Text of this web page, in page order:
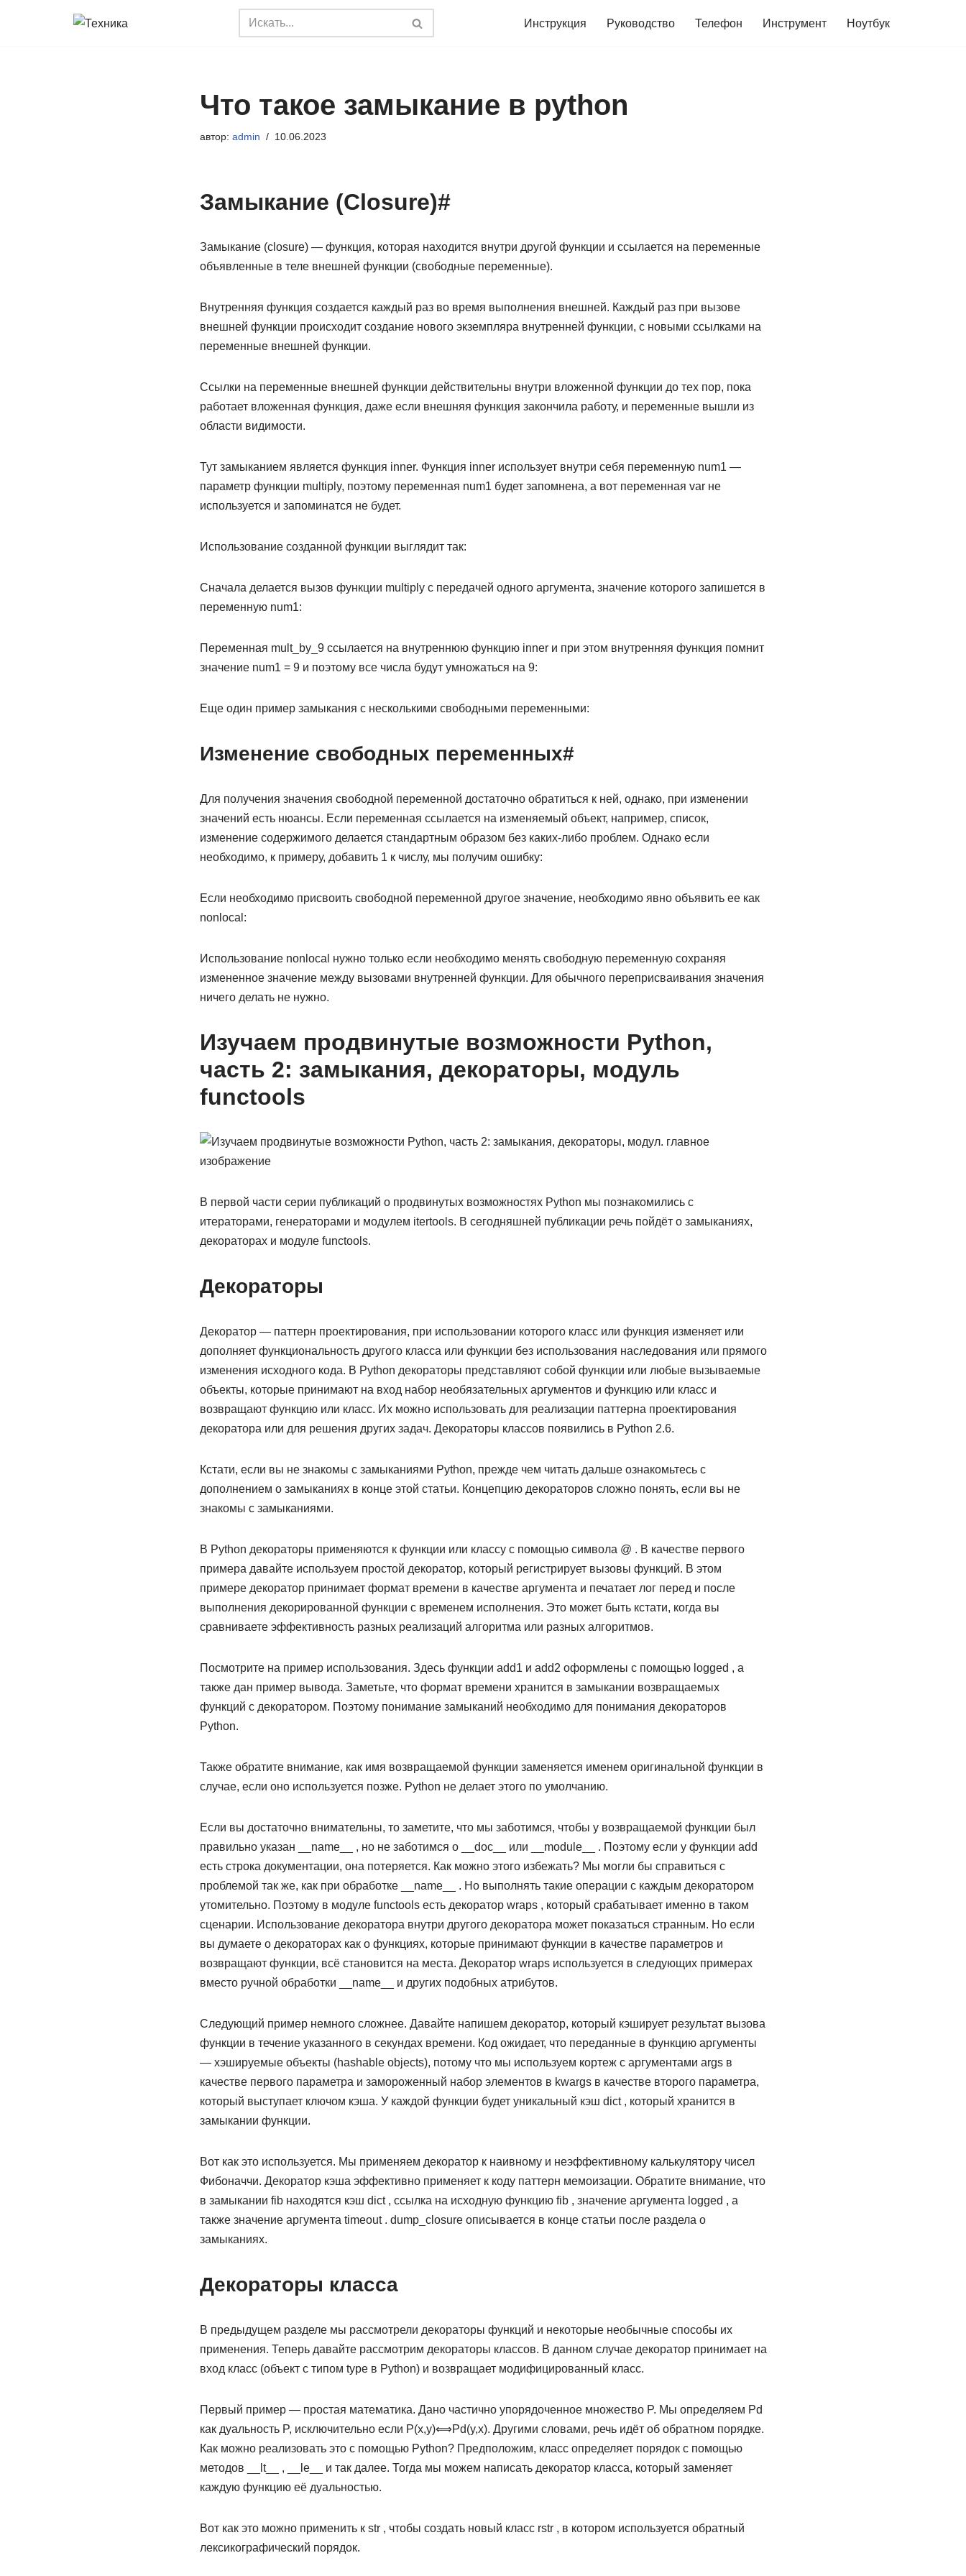
Инструкция Руководство Телефон Инструмент Ноутбук
Что такое замыкание в python
автор: admin 10.06.2023
Замыкание (Closure)#
Замыкание (closure) — функция, которая находится внутри другой функции и ссылается на переменные
объявленные в теле внешней функции (свободные переменные).
Внутренняя функция создается каждый раз во время выполнения внешней. Каждый раз при вызове
внешней функции происходит создание нового экземпляра внутренней функции, с новыми ссылками на
переменные внешней функции.
Ссылки на переменные внешней функции действительны внутри вложенной функции до тех пор, пока
работает вложенная функция, даже если внешняя функция закончила работу, и переменные вышли из
области видимости.
Тут замыканием является функция inner. Функция inner использует внутри себя переменную num1 —
параметр функции multiply, поэтому переменная num1 будет запомнена, а вот переменная var не
используется и запоминатся не будет.
Использование созданной функции выглядит так:
Сначала делается вызов функции multiply с передачей одного аргумента, значение которого запишется в
переменную num1:
Переменная mult_by_9 ссылается на внутреннюю функцию inner и при этом внутренняя функция помнит
значение num1 = 9 и поэтому все числа будут умножаться на 9:
Еще один пример замыкания с несколькими свободными переменными:
Изменение свободных переменных#
Для получения значения свободной переменной достаточно обратиться к ней, однако, при изменении
значений есть нюансы. Если переменная ссылается на изменяемый объект, например, список,
изменение содержимого делается стандартным образом без каких-либо проблем. Однако если
необходимо, к примеру, добавить 1 к числу, мы получим ошибку:
Если необходимо присвоить свободной переменной другое значение, необходимо явно объявить ее как
nonlocal:
Использование nonlocal нужно только если необходимо менять свободную переменную сохраняя
измененное значение между вызовами внутренней функции. Для обычного переприсваивания значения
ничего делать не нужно.
Изучаем продвинутые возможности Python,
часть 2: замыкания, декораторы, модуль
functools
В первой части серии публикаций о продвинутых возможностях Python мы познакомились с
итераторами, генераторами и модулем itertools. В сегодняшней публикации речь пойдёт о замыканиях,
декораторах и модуле functools.
Декораторы
Декоратор — паттерн проектирования, при использовании которого класс или функция изменяет или
дополняет функциональность другого класса или функции без использования наследования или прямого
изменения исходного кода. В Python декораторы представляют собой функции или любые вызываемые
объекты, которые принимают на вход набор необязательных аргументов и функцию или класс и
возвращают функцию или класс. Их можно использовать для реализации паттерна проектирования
декоратора или для решения других задач. Декораторы классов появились в Python 2.6.
Кстати, если вы не знакомы с замыканиями Python, прежде чем читать дальше ознакомьтесь с
дополнением о замыканиях в конце этой статьи. Концепцию декораторов сложно понять, если вы не
знакомы с замыканиями.
В Python декораторы применяются к функции или классу с помощью символа @ . В качестве первого
примера давайте используем простой декоратор, который регистрирует вызовы функций. В этом
примере декоратор принимает формат времени в качестве аргумента и печатает лог перед и после
выполнения декорированной функции с временем исполнения. Это может быть кстати, когда вы
сравниваете эффективность разных реализаций алгоритма или разных алгоритмов.
Посмотрите на пример использования. Здесь функции add1 и add2 оформлены с помощью logged , а
также дан пример вывода. Заметьте, что формат времени хранится в замыкании возвращаемых
функций с декоратором. Поэтому понимание замыканий необходимо для понимания декораторов
Python.
Также обратите внимание, как имя возвращаемой функции заменяется именем оригинальной функции в
случае, если оно используется позже. Python не делает этого по умолчанию.
Если вы достаточно внимательны, то заметите, что мы заботимся, чтобы у возвращаемой функции был
правильно указан __name__ , но не заботимся о __doc__ или __module__ . Поэтому если у функции add
есть строка документации, она потеряется. Как можно этого избежать? Мы могли бы справиться с
проблемой так же, как при обработке __name__ . Но выполнять такие операции с каждым декоратором
утомительно. Поэтому в модуле functools есть декоратор wraps , который срабатывает именно в таком
сценарии. Использование декоратора внутри другого декоратора может показаться странным. Но если
вы думаете о декораторах как о функциях, которые принимают функции в качестве параметров и
возвращают функции, всё становится на места. Декоратор wraps используется в следующих примерах
вместо ручной обработки __name__ и других подобных атрибутов.
Следующий пример немного сложнее. Давайте напишем декоратор, который кэширует результат вызова
функции в течение указанного в секундах времени. Код ожидает, что переданные в функцию аргументы
— хэшируемые объекты (hashable objects), потому что мы используем кортеж с аргументами args в
качестве первого параметра и замороженный набор элементов в kwargs в качестве второго параметра,
который выступает ключом кэша. У каждой функции будет уникальный кэш dict , который хранится в
замыкании функции.
Вот как это используется. Мы применяем декоратор к наивному и неэффективному калькулятору чисел
Фибоначчи. Декоратор кэша эффективно применяет к коду паттерн мемоизации. Обратите внимание, что
в замыкании fib находятся кэш dict , ссылка на исходную функцию fib , значение аргумента logged , а
также значение аргумента timeout . dump_closure описывается в конце статьи после раздела о
замыканиях.
Декораторы класса
В предыдущем разделе мы рассмотрели декораторы функций и некоторые необычные способы их
применения. Теперь давайте рассмотрим декораторы классов. В данном случае декоратор принимает на
вход класс (объект с типом type в Python) и возвращает модифицированный класс.
Первый пример — простая математика. Дано частично упорядоченное множество P. Мы определяем Pd
как дуальность P, исключительно если P(x,y)⟺Pd(y,x). Другими словами, речь идёт об обратном порядке.
Как можно реализовать это с помощью Python? Предположим, класс определяет порядок с помощью
методов __lt__ , __le__ и так далее. Тогда мы можем написать декоратор класса, который заменяет
каждую функцию её дуальностью.
Вот как это можно применить к str , чтобы создать новый класс rstr , в котором используется обратный
лексикографический порядок.